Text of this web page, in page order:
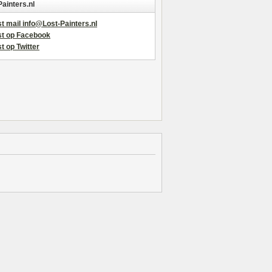
mail info@Lost-Painters.nl
op Facebook
op Twitter